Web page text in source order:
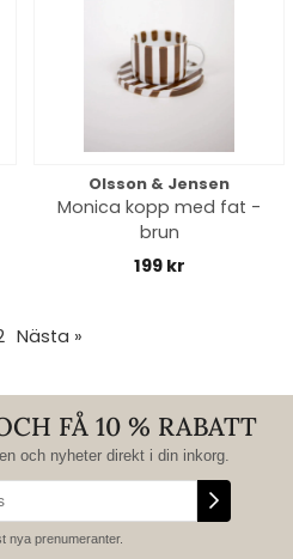
Olsson & Jensen
Monica kopp med fat -
brun
199 kr
Nästa »
FÅ 10 % RABATT
och nyheter direkt i din inkorg.
nya prenumeranter.